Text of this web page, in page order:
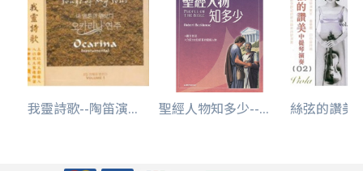
我靈詩歌--陶笛演... 聖經人物知多少--... 絲弦的讚美